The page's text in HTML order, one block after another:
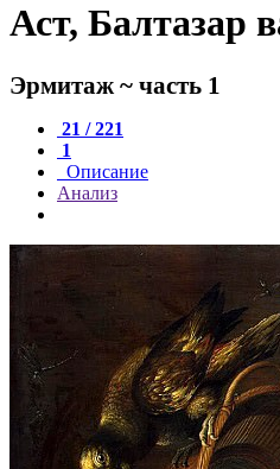
Аст, Балтазар
Эрмитаж ~ часть 1
21 / 221
1
Описание
Анализ